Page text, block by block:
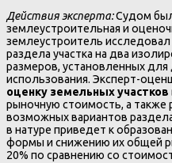
Действия эксперта:Судом
землеустроительная и
землеустроитель
раздела участка на два
размеров, установленных
использования. Эксперт-
оценку земельных участков
рыночную стоимость, а также
возможных вариантов
в натуре приведет к
формы и снижению их общей
20% по сравнению со